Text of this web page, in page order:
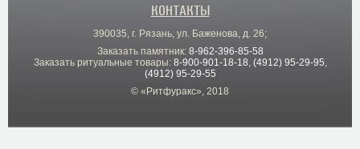
КОНТАКТЫ
390035, г. Рязань, ул. Баженова, д. 26;
Заказать памятник: 8-962-396-85-58
Заказать ритуальные товары: 8-900-901-18-18 (4912) 95-29-95
(4912) 95-29-55
© «Ритфуракс», 2018